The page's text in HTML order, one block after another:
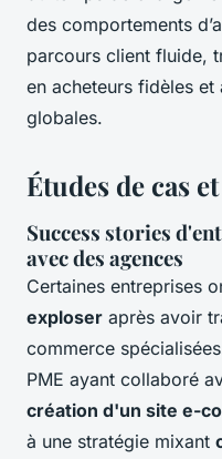
des comportements
parcours client fluide,
en acheteurs fidèles et
globales.
Études de cas
Success stories
avec des agences
Certaines entreprises
exploser après avoir
commerce spécialisées
PME ayant collaboré
création d'un site e-
à une stratégie mixant